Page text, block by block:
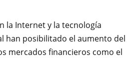
la Internet y la tecnología
han posibilitado el aumento del
mercados financieros como el